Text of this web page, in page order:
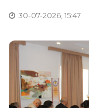
30-07-2026, 15:47